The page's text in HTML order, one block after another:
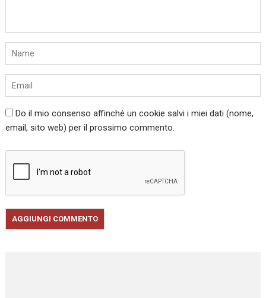
Do il mio consenso affinché un cookie salvi i miei dati (nome,
email, sito web) per il prossimo commento.